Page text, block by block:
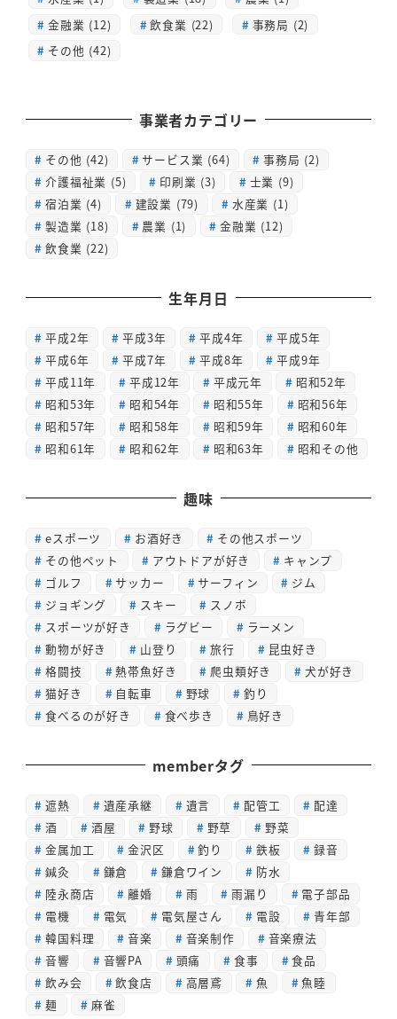
金融業 (12)
飲食業 (22)
事務局 (2)
その他 (42)
事業者カテゴリー
その他 (42) サービス業 (64) 事務局 (2)
介護福祉業 (5) 印刷業 (3) 士業 (9)
宿泊業 (4) 建設業 (79) 水産業 (1)
製造業 (18) 農業 (1) 金融業 (12)
飲食業 (22)
生年月日
平成2年 平成3年 平成4年
平成5年
平成6年
平成7年 平成8年
平成9年
平成11年
平成12年 平成元年
昭和52年
昭和53年
昭和54年 昭和55年
昭和56年
昭和57年
昭和58年 昭和59年
昭和60年
昭和61年
昭和62年 昭和63年 昭和その他
趣味
eスポーツ お酒好き
その他スポーツ
その他ペット
アウトドアが好き
キャンプ
ゴルフ
サッカー サーフィン
ジム
ジョギング
スキー
スノボ
スポーツが好き
ラグビー
ラーメン
動物が好き
山登り 旅行
昆虫好き
格闘技
熱帯魚好き 爬虫類好き
犬が好き
猫好き
自転車 野球
釣り
食べるのが好き
食べ歩き 鳥好き
memberタグ
遮熱 遺産承継 遺言 配管工
配達
酒
酒屋 野球 野草
野菜
金属加工
金沢区 釣り 鉄板
録音
鍼灸
鎌倉 鎌倉ワイン
防水
陸永商店
離婚 雨 雨漏り
電子部品
電機
電気 電気屋さん 電設
青年部
韓国料理
音楽 音楽制作
音楽療法
音響
音響PA 頭痛 食事
食品
飲み会
飲食店 高層鳶 魚
魚睦
麺
麻雀